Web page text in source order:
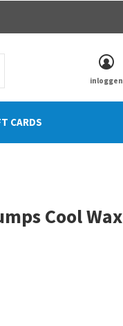
CARDS
inloggen
Cool Wax